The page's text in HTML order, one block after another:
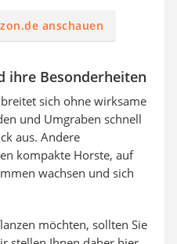
anschauen
ihre Besonderheiten
sich ohne wirksame
und Umgraben schnell
aus. Andere
kompakte Horste, auf
wachsen und sich
möchten, sollten Sie